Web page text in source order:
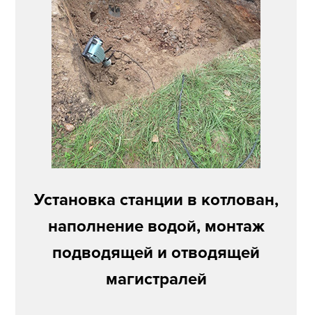
Установка станции в котлован,
наполнение водой, монтаж
подводящей и отводящей
магистралей